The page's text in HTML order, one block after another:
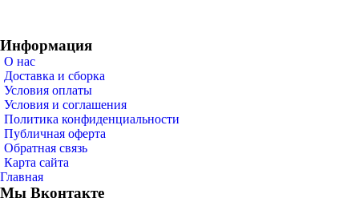
Информация
О нас
Доставка и сборка
Условия оплаты
Условия и соглашения
Политика конфиденциальности
Публичная оферта
Обратная связь
Карта сайта
Главная
Мы Вконтакте